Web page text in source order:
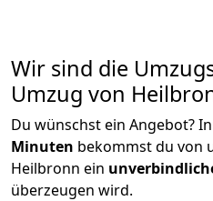
Wir sind die
Umzug von
Du wünschst ein Angebot?
Minuten bekommst du von
Heilbronn ein
überzeugen wird.